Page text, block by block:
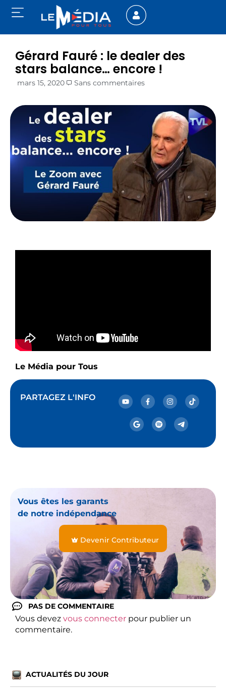
Gérard Fauré : le dealer des
stars balance… encore !
mars 15, 2020 Sans commentaires
Le Média pour Tous
PARTAGEZ L'INFO
Vous êtes les garants
de notre indépendance
Devenir Contributeur
PAS DE COMMENTAIRE
Vous devez vous connecter pour publier un
commentaire.
ACTUALITÉS DU JOUR